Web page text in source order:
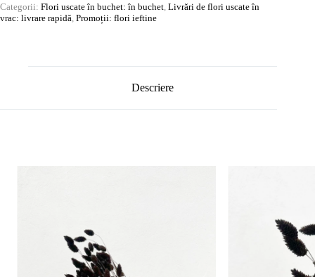
Categorii: Flori uscate în buchet: în buchet, Livrări de flori uscate în
vrac: livrare rapidă, Promoții: flori ieftine
Descriere